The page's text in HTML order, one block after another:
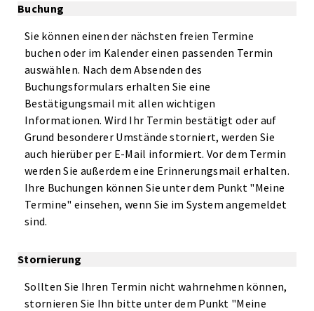
Buchung
Sie können einen der nächsten freien Termine
buchen oder im Kalender einen passenden Termin
auswählen. Nach dem Absenden des
Buchungsformulars erhalten Sie eine
Bestätigungsmail mit allen wichtigen
Informationen. Wird Ihr Termin bestätigt oder auf
Grund besonderer Umstände storniert, werden Sie
auch hierüber per E-Mail informiert. Vor dem Termin
werden Sie außerdem eine Erinnerungsmail erhalten.
Ihre Buchungen können Sie unter dem Punkt "Meine
Termine" einsehen, wenn Sie im System angemeldet
sind.
Stornierung
Sollten Sie Ihren Termin nicht wahrnehmen können,
stornieren Sie Ihn bitte unter dem Punkt "Meine